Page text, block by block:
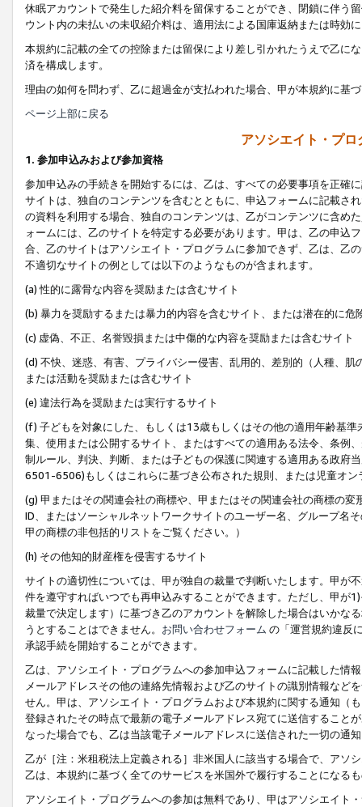
休眠アカウントで発生した紹介料を留保することができ、閉鎖に伴う
ウント内の未払いの未収紹介料は、適用法による国庫返納または時効
本規約に記載の全ての控除または留保により差し引かれたうえで乙に
済を構成します。
理由の如何を問わず、乙に超過金が支払われた場合、甲が本規約に基
ページ上部に戻る
アソシエイト・プ
1. 参加申込みおよび参加資格
参加申込みの手続きを開始するには、乙は、すべての必要事項を正確
サイトは、独自のコンテンツを含むとともに、申込フォームに記載さ
の資料を利用する場合、独自のコンテンツは、乙がコンテンツに含め
ォームには、乙のサイトを特定する必要があります。甲は、乙の申込
合、乙のサイトはアソシエイト・プログラムに参加できず、乙は、乙
不適切なサイトの例としては以下のようなものが含まれます。
(a) 性的に露骨な内容を奨励または含むサイト
(b) 暴力を奨励するまたは暴力的内容を含むサイト、または潜在的に
(c) 虚偽、不正、名誉毀損または中傷的な内容を奨励または含むサイト
(d) 不快、迷惑、有害、プライバシー侵害、乱用的、差別的（人種、
または活動を奨励または含むサイト
(e) 違法行為を奨励または実行するサイト
(f) 子どもを対象にした、もしくは13歳もしくはその他の適用年齢基
集、使用または公開するサイト、またはすべての適用ある法令、条例
制ルール、判決、判断、または子どもの保護に関連する適用ある政府
6501-6506)もしくはこれらに基づき公布された規則、または児童オン
(g) 甲またはその関連会社の商標や、甲またはその関連会社の商標の
ID、またはソーシャルネットワークサイトのユーザー名、グループ名
甲の商標の非包括的リストをご覧ください。）
(h) その他知的財産権を侵害するサイト
サイトの適切性については、甲が独自の裁量で判断いたします。甲が
件を遵守すればいつでも再申込みすることができます。ただし、甲が
裁量で決定します）に基づき乙のアカウントを解除した場合はいかな
うとすることはできません。 お問い合わせフォーム の「運営規約違反
承認手続を開始することができます。
乙は、アソシエイト・プログラムへの参加申込フォームに記載した情
メールアドレスその他の連絡先情報および乙のサイトの識別情報など
せん。甲は、アソシエイト・プログラムおよび本規約に関する通知（
登録されたその時点で最新の電子メールアドレス宛てに送信すること
なった場合でも、乙は当該電子メールアドレスに送信された一切の通
乙が［注：米租税法上定義される］非米国人に該当する場合で、アソ
乙は、本規約に基づく全てのサービスを米国外で履行することになる
アソシエイト・プログラムへの参加は無料であり、甲はアソシエイト